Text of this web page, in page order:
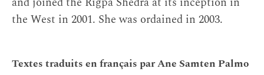
the West in 2001. She was ordained in 2003.
Textes traduits en français par Ane Samten Palmo